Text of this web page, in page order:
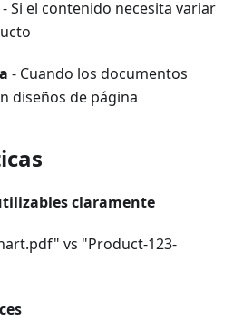
- Si el contenido necesita variar
- Cuando los documentos
diseños de página
claramente
vs "Product-123-